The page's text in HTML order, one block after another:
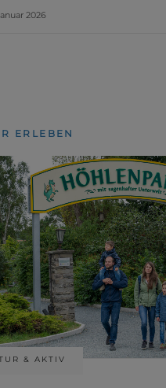
2026
ERLEBEN
& AKTIV